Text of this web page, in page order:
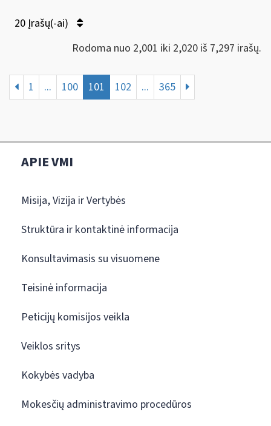
20 Įrašų(-ai)
Rodoma nuo 2,001 iki 2,020 iš 7,297 irašų.
1 ... 100 101 102 ... 365
APIE VMI
Misija, Vizija ir Vertybės
Struktūra ir kontaktinė informacija
Konsultavimasis su visuomene
Teisinė informacija
Peticijų komisijos veikla
Veiklos sritys
Kokybės vadyba
Mokesčių administravimo procedūros